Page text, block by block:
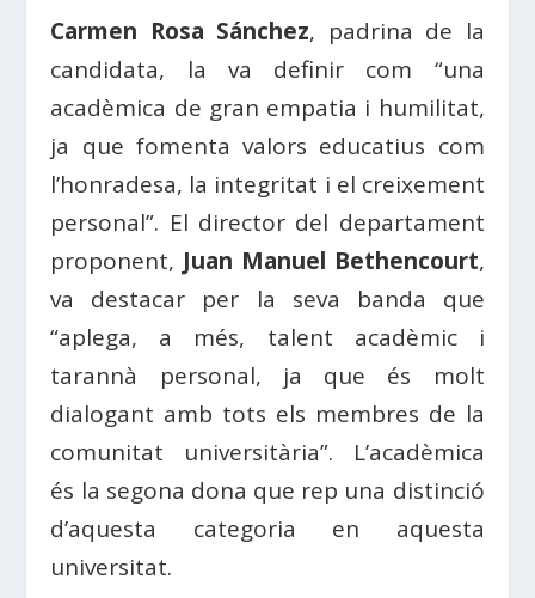
Carmen Rosa Sánchez, padrina de la
candidata, la va definir com “una
acadèmica de gran empatia i humilitat,
ja que fomenta valors educatius com
l’honradesa, la integritat i el creixement
personal”. El director del departament
proponent, Juan Manuel Bethencourt,
va destacar per la seva banda que
“aplega, a més, talent acadèmic i
tarannà personal, ja que és molt
dialogant amb tots els membres de la
comunitat universitària”. L’acadèmica
és la segona dona que rep una distinció
d’aquesta categoria en aquesta
universitat.